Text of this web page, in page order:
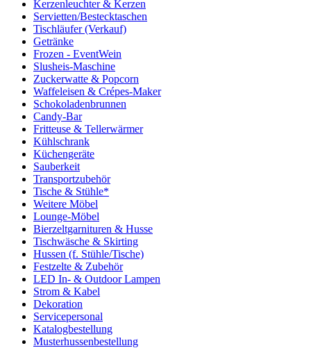
Kerzenleuchter & Kerzen
Servietten/Bestecktaschen
Tischläufer (Verkauf)
Getränke
Frozen - EventWein
Slusheis-Maschine
Zuckerwatte & Popcorn
Waffeleisen & Crépes-Maker
Schokoladenbrunnen
Candy-Bar
Fritteuse & Tellerwärmer
Kühlschrank
Küchengeräte
Sauberkeit
Transportzubehör
Tische & Stühle*
Weitere Möbel
Lounge-Möbel
Bierzeltgarnituren & Husse
Tischwäsche & Skirting
Hussen (f. Stühle/Tische)
Festzelte & Zubehör
LED In- & Outdoor Lampen
Strom & Kabel
Dekoration
Servicepersonal
Katalogbestellung
Musterhussenbestellung